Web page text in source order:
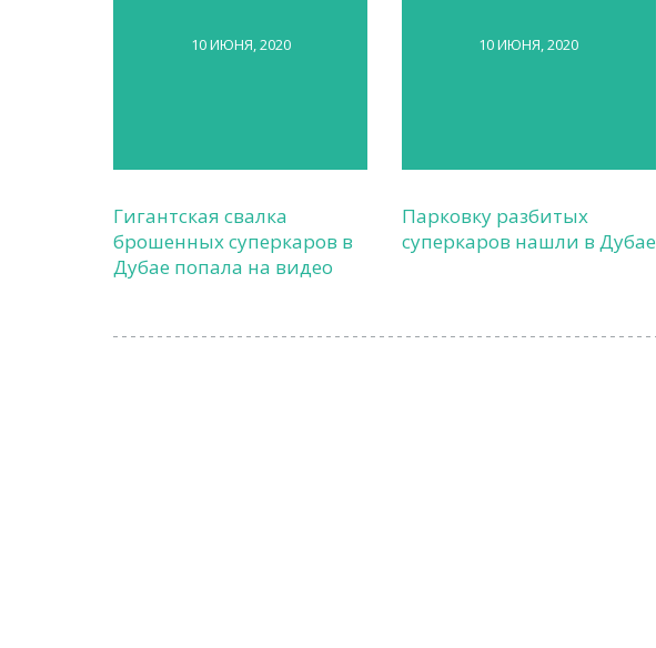
10 ИЮНЯ, 2020
Гигантская свалка
брошенных суперкаров в
Дубае попала на видео
10 ИЮНЯ, 2020
Парковку разбитых
суперкаров нашли в Дубае